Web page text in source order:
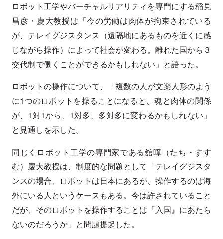
ロボット工学やバーチャルリアリティを専門にする稲見
昌彦・慶大教授は「今の労働は肉体が拘束されている
が、テレイグジスタンス（遠隔地にあるものを近くに感
じながら操作）によって社会が変わる。離れた国から３
交代制で働くことができるかもしれない」と語った。
ロボットの操作について、「複数の人が文楽人形のよう
に1つのロボットを操ることになると、魂と肉体の関係
が、1対1から、1対多、多対多に変わるかもしれない」
と見通しを示した。
同じくロボット工学の専門家である舘暲（たち・すす
む）慶大教授は、制度的な問題として「テレイグジスタ
ンスの場合、ロボットは日本にあるが、操作するのは海
外にいる人というケースもある。今は許されていること
だが、そのロボットを操作することは『入国』にあたら
ないのだろうか」と問題提起した。